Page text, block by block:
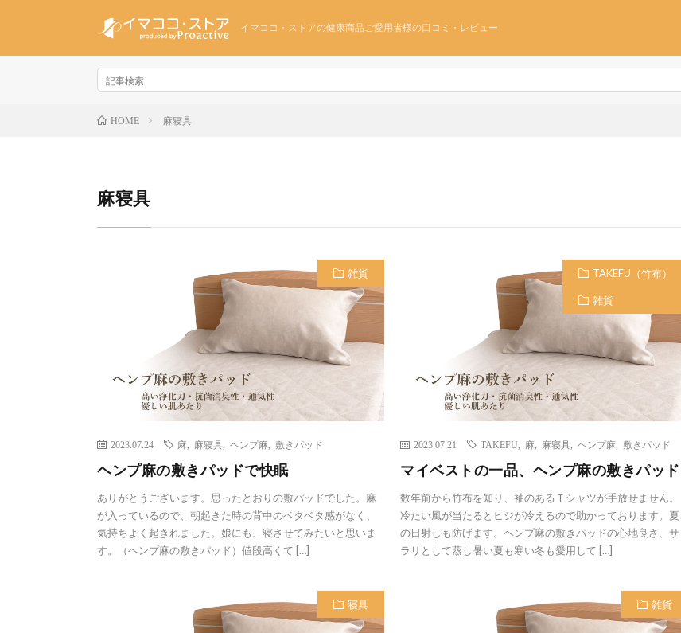
イマココ・ストアの健康商品ご愛用者様の口コミ・レビュー
HOME 麻寝具
麻寝具
雑貨
2023.07.24 麻 麻寝具 ヘンプ麻 敷きパッド
ヘンプ麻の敷きパッドで快眠
ありがとうございます。思ったとおりの敷パッドでした。麻
が入っているので、朝起きた時の背中のベタベタ感がなく、
気持ちよく起きれました。娘にも、寝させてみたいと思いま
す。（ヘンプ麻の敷きパッド）値段高くて […]
TAKEFU（竹布）
雑貨
2023.07.21 TAKEFU 麻 麻寝具 ,ヘンプ麻 敷きパッド
マイベストの一品、ヘンプ麻の敷きパッド
数年前から竹布を知り、袖のあるＴシャツが手放せません。
冷たい風が当たるとヒジが冷えるので助かっております。夏
の日射しも防げます。ヘンプ麻の敷きパッドの心地良さ、サ
ラリとして蒸し暑い夏も寒い冬も愛用して […]
寝具 雑貨